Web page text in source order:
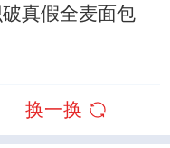
真假全麦面包
换一换